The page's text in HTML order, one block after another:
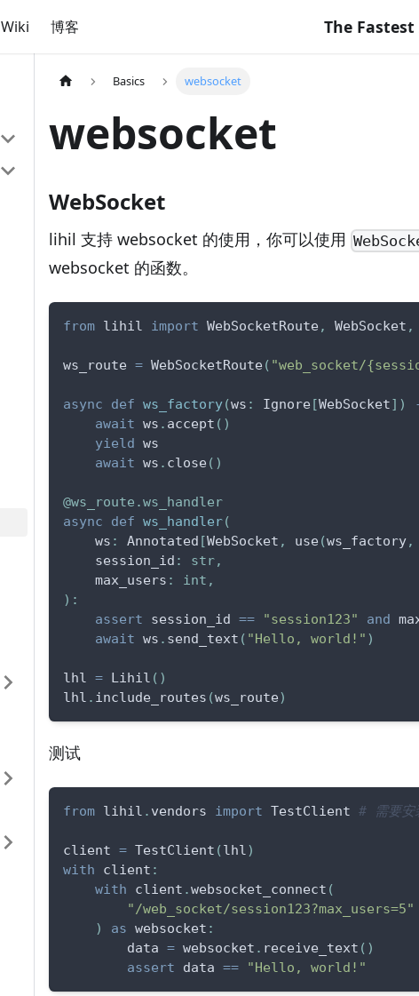
Wiki 博客 The Fastest
Basics websocket
websocket
WebSocket
lihil 支持 websocket 的使用，你可以使用
websocket 的函数。
from lihil import WebSocketRoute , WebSocket ,
ws_route = WebSocketRoute ( "web_socket/
async def ws_factory(ws : Ignore [WebSocket] )
await ws . accept ( )
yield ws
await ws . close ( )
@ws_route .ws_handler
async
def ws_handler(
    ws
: Annotated [WebSocket , use (ws_factory,
    session_id
: str,
    max_users
: int ,
) :
assert session_id == "session123" and
await ws . send_text ( "Hello, world!" )
lhl = Lihil ( )
lhl . include_routes (ws_route)
测试
from lihil . vendors import TestClient # 需要
client = TestClient (lhl)
with client :
with client .websocket_connect (
"/web_socket/session123?max_users=5"
)
as websocket :
        data
= websocket . receive_text ( )
assert data == "Hello, world!"